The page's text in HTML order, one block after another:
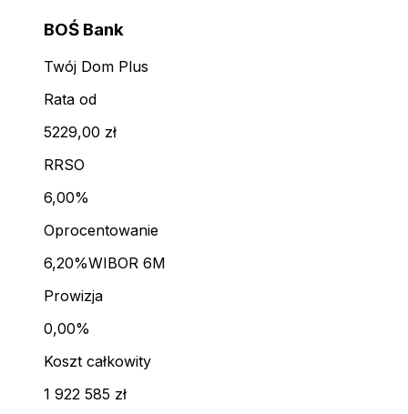
BOŚ Bank
Twój Dom Plus
Rata od
5229,00 zł
RRSO
6,00%
Oprocentowanie
6,20%WIBOR 6M
Prowizja
0,00%
Koszt całkowity
1 922 585 zł